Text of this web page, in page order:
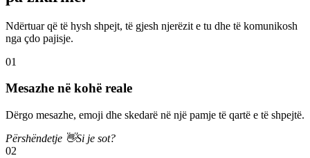
Ndërtuar që të hysh shpejt, të gjesh njerëzit e tu dhe të komunikosh
nga çdo pajisje.
01
Mesazhe në kohë reale
Dërgo mesazhe, emoji dhe skedarë në një pamje të qartë e të shpejtë.
Përshëndetje 👋Si je sot?
02